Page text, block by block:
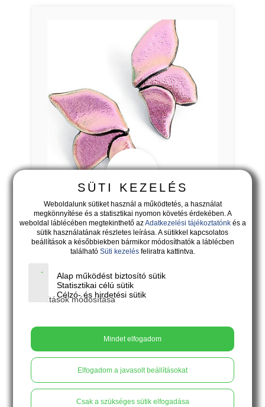
VOLARE - pasztellrózsaszín
pillangós bedugós fülbevaló
Volare, a változás szabadsága
KosárbaX
SÜTI KEZELÉS
Weboldalunk sütiket használ a működtetés, a használat
megkönnyítése és a statisztikai nyomon követés érdekében. A
weboldal láblécében megtekinthető azAdatkezelési tájékoztatónkés a
sütik használatának részletes leírása. A sütikkel kapcsolatos
beállítások a későbbiekben bármikor módosíthatók a láblécben
található Süti kezelésfeliratra kattintva.
Alap működést biztosító sütik
Statisztikai célú sütik
Célzó- és hirdetési sütik
Beállítások módosítása
Mindet elfogadom
Elfogadom a javasolt beállításokat
Csak a szükséges sütik elfogadása